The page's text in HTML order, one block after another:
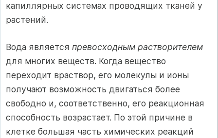
капиллярных системах проводящих тканей у
растений.
Вода является превосходным растворителем
для многих веществ. Когда вещество
переходит враствор, его молекулы и ионы
получают возможность двигаться более
свободно и, соответственно, его реакционная
способность возрастает. По этой причине в
клетке большая часть химических реакций